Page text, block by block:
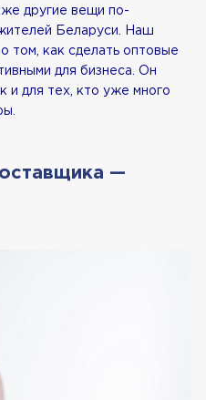
другие вещи по-
Беларуси. Наш
том, как сделать оптовые
для бизнеса. Он
и для тех, кто уже много
—